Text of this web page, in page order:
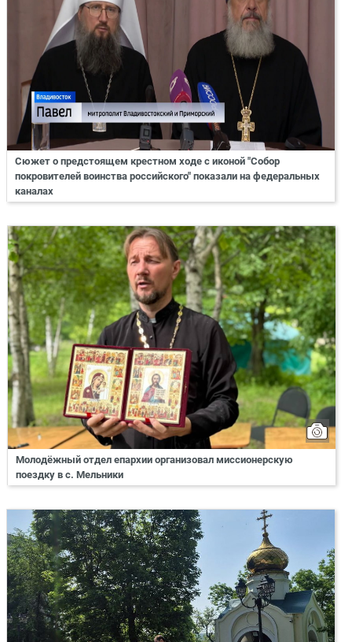
Сюжет о предстоящем крестном ходе с иконой "Собор
покровителей воинства российского" показали на федеральных
каналах
Молодёжный отдел епархии организовал миссионерскую
поездку в с. Мельники